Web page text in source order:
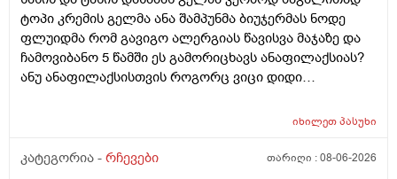
ტოპი კრემის გელმა ანა შამპუნმა ბიუჯერმას ნოდე
ფლუიდმა რომ გავიგო ალერგიას წავისვა მაჯაზე და
ჩამოვიბანო 5 წამში ეს გამორიცხავს ანაფილაქსიას?
ანუ ანაფილაქსისთვის როგორც ვიცი დიდი
ანაფილაქცია განვითარდეს სწორია? ანუ იმ
კონკრეტული რაღაც ნივთიერების მიმართ ეს ტესტი
იხილეთპასუხი
კატეგორია - რჩევები თარიღი :08-06-2026